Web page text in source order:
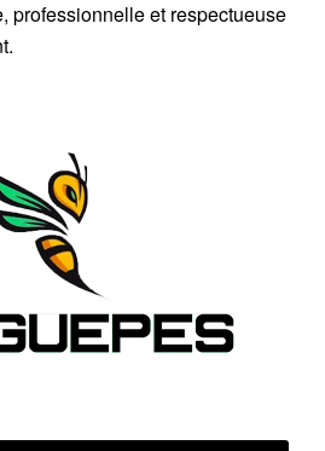
professionnelle et respectueuse